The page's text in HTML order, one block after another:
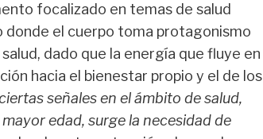
focalizado en temas de salud
el cuerpo toma protagonismo
dado que la energía que fluye en
hacia el bienestar propio y el de los
señales en el ámbito de salud,
edad, surge la necesidad de